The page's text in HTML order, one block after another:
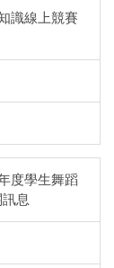
識線上競賽
度學生舞蹈
息